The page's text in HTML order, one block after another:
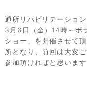
通所リハビリテーション
3月6日（金）14時～ボ
ショー」を開催させて
所となり、前回は大変
参加頂ければと思います